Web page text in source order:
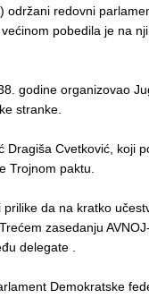
održani redovni
pobedila je na
godine organizovao
stranke.
Cvetković, koji
Trojnom paktu.
da na kratko
zasedanju
delegate .
Demokratske